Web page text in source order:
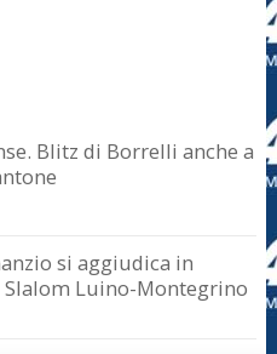
Blitz di Borrelli anche a
si aggiudica in
Luino-Montegrino